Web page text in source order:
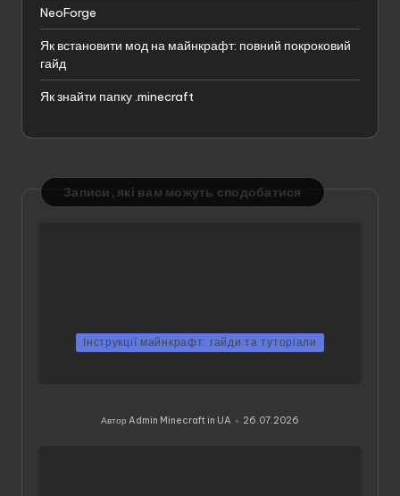
NeoForge
Як встановити мод на майнкрафт: повний покроковий
гайд
Як знайти папку .minecraft
Записи, які вам можуть сподобатися
Інструкції майнкрафт: гайди та туторіали
Опубліковано
АвторAdmin Minecraft in UA 26.07.2026